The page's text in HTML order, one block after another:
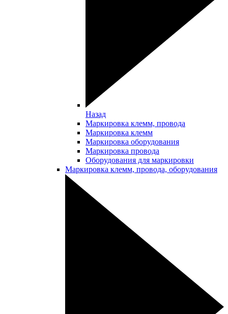
Назад
Маркировка клемм, провода
Маркировка клемм
Маркировка оборудования
Маркировка провода
Оборудования для маркировки
Маркировка клемм, провода, оборудования